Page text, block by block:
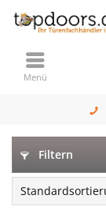
Menü
Filtern